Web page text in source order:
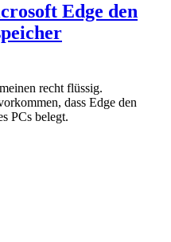
Edge den
recht flüssig.
dass Edge den
PCs belegt.